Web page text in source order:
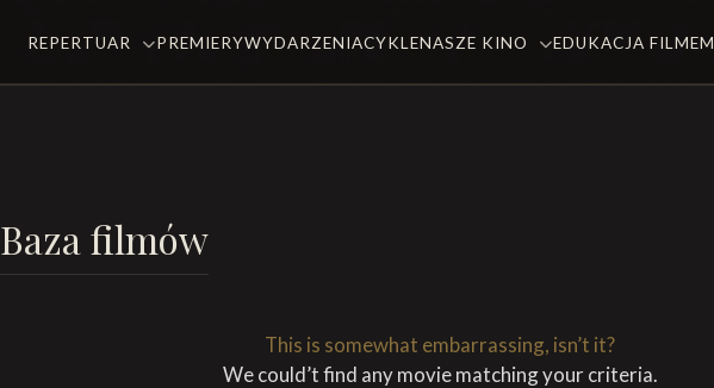
REPERTUAR PREMIERYWYDARZENIACYKLENASZE KINO EDUKACJA FILMEM
Baza filmów
This is somewhat embarrassing, isn’t it?
We could’t find any movie matching your criteria.